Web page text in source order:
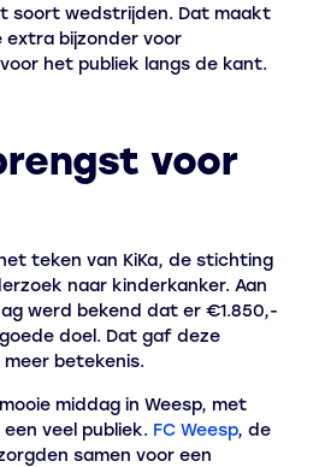
soort wedstrijden. Dat maakt
extra bijzonder voor
het publiek langs de kant.
voor
teken van KiKa, de stichting
naar kinderkanker. Aan
werd bekend dat er €1.850,-
doel. Dat gaf deze
betekenis.
middag in Weesp, met
veel publiek. FC Weesp, de
samen voor een